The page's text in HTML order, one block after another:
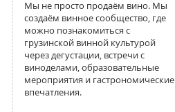
Мы не просто продаём вино. Мы
создаём винное сообщество, где
можно познакомиться с
грузинской винной культурой
через дегустации, встречи с
виноделами, образовательные
мероприятия и гастрономические
впечатления.